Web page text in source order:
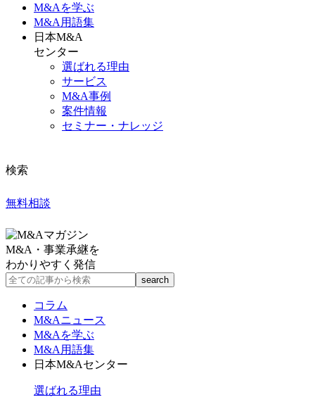
M&Aを学ぶ
M&A 用語集
日本M&A
センター
選ばれる理由
サービス
M&A事例
案件情報
セミナー・ナレッジ
検索
無料相談
M&A・事業承継を
わかりやすく発信
コラム
M&Aニュース
M&Aを学ぶ
M&A用語集
日本M&Aセンター
選ばれる理由